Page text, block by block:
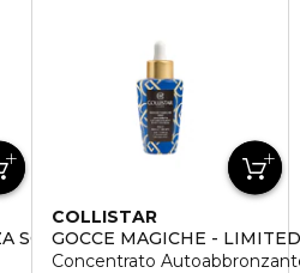
SOLE
COLLISTAR
GOCCE MAGICHE -
Concentrato